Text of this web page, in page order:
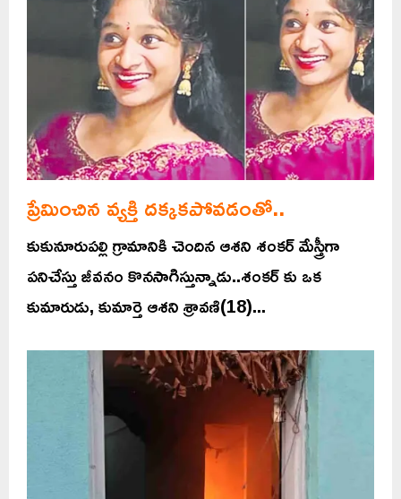
ప్రేమించిన వ్యక్తి దక్కకపోవడంతో..
కుకునూరుపల్లి గ్రామానికి చెందిన ఆశని శంకర్ మేస్త్రీగా
పనిచేస్తు జీవనం కొనసాగిస్తున్నాడు..శంకర్ కు ఒక
కుమారుడు, కుమార్తె ఆశని శ్రావణి(18)...